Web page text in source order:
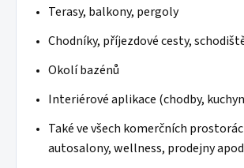
Terasy, balkony, pergoly
Chodníky, příjezdové cesty,
Okolí bazénů
Interiérové aplikace (chodby,
Také ve všech komerčních
autosalony, wellness, prodejny